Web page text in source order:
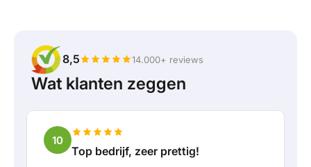
8,5 14.000+ reviews
Wat klanten zeggen
10
Top bedrijf, zeer prettig!